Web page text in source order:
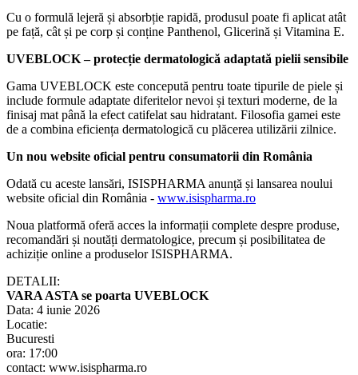
Cu o formulă lejeră și absorbție rapidă, produsul poate fi aplicat atât
pe față, cât și pe corp și conține Panthenol, Glicerină și Vitamina E.
UVEBLOCK – protecție dermatologică adaptată pielii sensibile
Gama UVEBLOCK este concepută pentru toate tipurile de piele și
include formule adaptate diferitelor nevoi și texturi moderne, de la
finisaj mat până la efect catifelat sau hidratant. Filosofia gamei este
de a combina eficiența dermatologică cu plăcerea utilizării zilnice.
Un nou website oficial pentru consumatorii din România
Odată cu aceste lansări, ISISPHARMA anunță și lansarea noului
website oficial din România - www.isispharma.ro
Noua platformă oferă acces la informații complete despre produse,
recomandări și noutăți dermatologice, precum și posibilitatea de
achiziție online a produselor ISISPHARMA.
DETALII:
VARA ASTA se poarta UVEBLOCK
Data: 4 iunie 2026
Locatie:
Bucuresti
ora: 17:00
contact: www.isispharma.ro